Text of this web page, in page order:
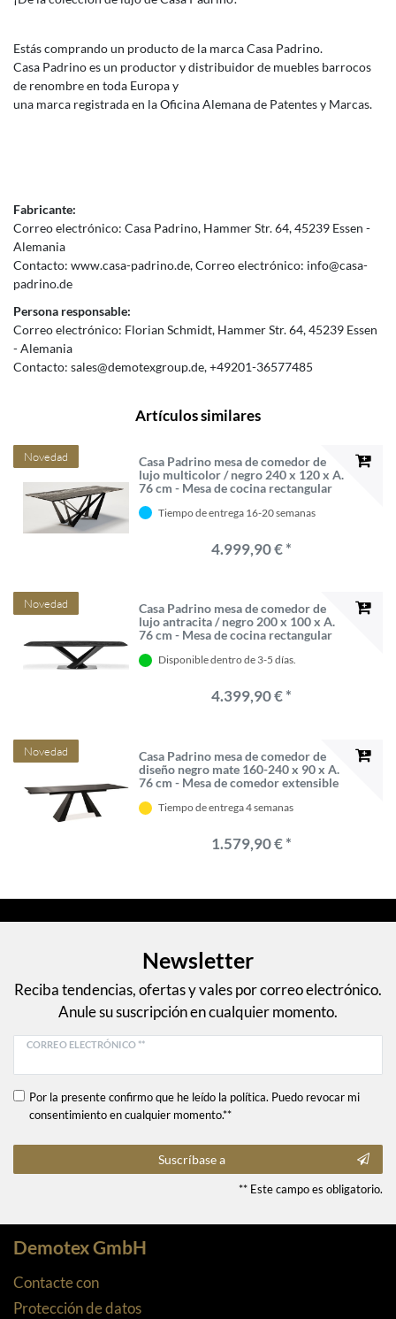
Estás comprando un producto de la marca Casa Padrino.
Casa Padrino es un productor y distribuidor de muebles barrocos
de renombre en toda Europa y
una marca registrada en la Oficina Alemana de Patentes y Marcas.
Fabricante:
Correo electrónico: Casa Padrino Hammer Str.64 45239 Essen
Alemania
Contacto: www.casa-padrino.de Correo electrónico: info@casa-
padrino.de
Persona responsable:
Correo electrónico: Florian Schmidt Hammer Str.64 45239 Essen
Alemania
Contacto: sales@demotexgroup.de +49201-36577485
Artículos similares
Novedad
Casa Padrino mesa de comedor de
lujo multicolor / negro 240 x 120 x A.
76 cm - Mesa de cocina rectangular
comedor de lujo
Tiempo de entrega 16-20 semanas
4.999,90 € *
Novedad
Casa Padrino mesa de comedor de
lujo antracita / negro 200 x 100 x A.
76 cm - Mesa de cocina rectangular
acero inoxidable - Muebles de
Disponible dentro de 3-5 días.
4.399,90 € *
Novedad
Casa Padrino mesa de comedor de
diseño negro mate 160-240 x 90 x A.
76 cm - Mesa de comedor extensible
Muebles de Diseño
Tiempo de entrega 4 semanas
1.579,90 € *
Newsletter
Reciba tendencias, ofertas y vales por correo electrónico.
Anule su suscripción en cualquier momento.
CORREO ELECTRÓNICO **
Por la presente confirmo que he leído la política. Puedo revocar mi
consentimiento en cualquier momento.**
Suscríbase a
** Este campo es obligatorio.
Demotex GmbH
Contacte con
Protección de datos